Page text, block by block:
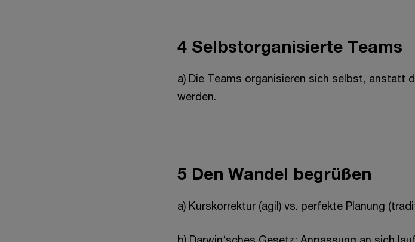
4 Selbstorganisierte Teams
a) Die Teams organisieren sich selbst, anstatt
werden.
5 Den Wandel begrüßen
a) Kurskorrektur (agil) vs. perfekte Planung